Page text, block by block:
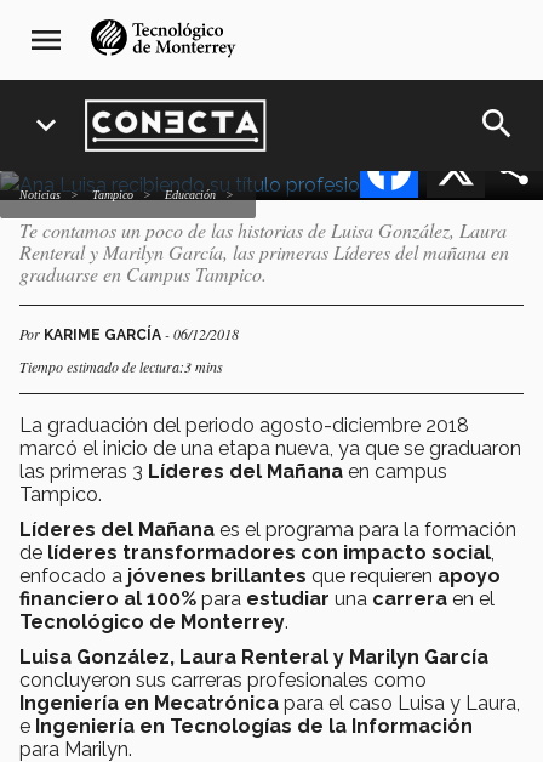
navegación
principal
menu
expand_more search
Noticias Tampico Educación
ingenieras con beca de
100% en Tampico
Facebook
Te contamos un poco de las historias de Luisa González, Laura
Renteral y Marilyn García, las primeras Líderes del mañana en
graduarse en Campus Tampico.
Por KARIME GARCÍA - 06/12/2018
Tiempo estimado de lectura:3 mins
La graduación del periodo agosto-diciembre 2018
marcó el inicio de una etapa nueva, ya que se graduaron
las primeras 3 Líderes del Mañana en campus
Tampico.
Líderes del Mañana es el programa para la formación
de líderes transformadores con impacto social
enfocado a jóvenes brillantes que requieren apoyo
financiero al 100% para estudiar una carrera en el
Tecnológico de Monterrey.
Luisa González, Laura Renteral y Marilyn García
concluyeron sus carreras profesionales como
Ingeniería en Mecatrónica para el caso Luisa y Laura,
e Ingeniería en Tecnologías de la Información
para Marilyn.